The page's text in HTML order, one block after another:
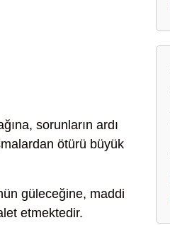
sorunların ardı
ötürü büyük
güleceğine, maddi
etmektedir.